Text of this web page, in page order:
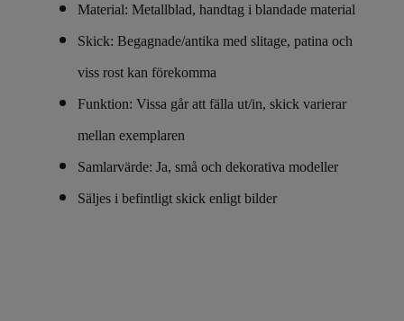
Material: Metallblad, handtag i blandade material
Skick: Begagnade/antika med slitage, patina och
viss rost kan förekomma
Funktion: Vissa går att fälla ut/in, skick varierar
mellan exemplaren
Samlarvärde: Ja, små och dekorativa modeller
Säljes i befintligt skick enligt bilder